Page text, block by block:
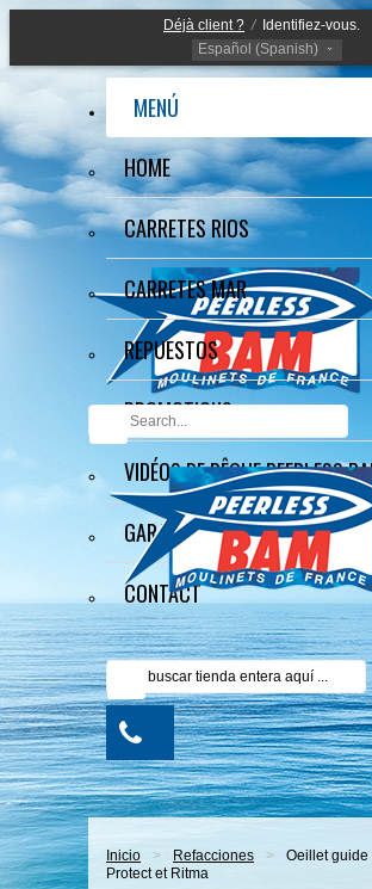
Déjà client ? /
Identifiez-vous.
Español (Spanish)
MENÚ
HOME
CARRETES RIOS
CARRETES MAR
REPUESTOS
PROMOTIONS
VIDÉOS DE PÊCHE PEERLESS
GARANTÍA
CONTACT
Inicio > Refacciones >
Oeillet guide
Protect et Ritma